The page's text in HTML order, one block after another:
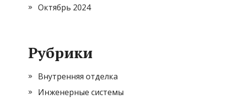
Октябрь 2024
Рубрики
Внутренняя отделка
Инженерные системы